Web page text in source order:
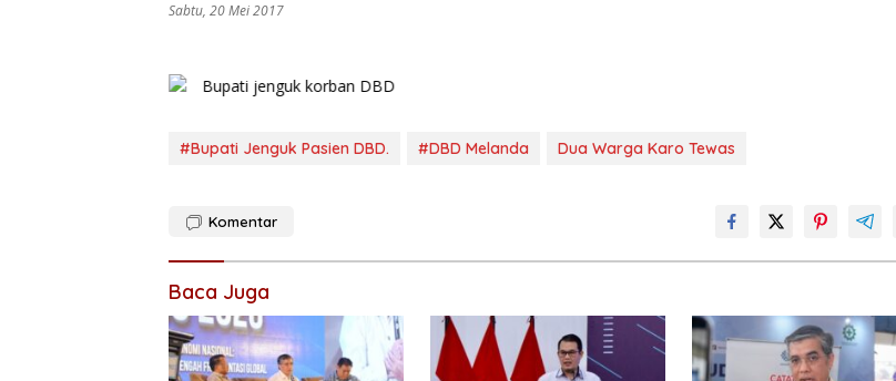
Sabtu, 20 Mei 2017
#Bupati Jenguk Pasien DBD. #DBD Melanda Dua Warga Karo Tewas
Komentar
Baca Juga